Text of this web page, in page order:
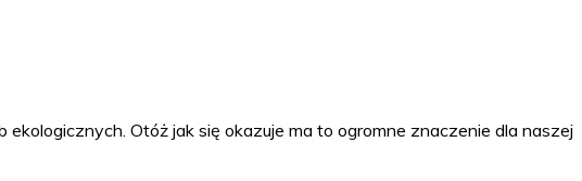
Otóż jak się okazuje ma to ogromne znaczenie dla naszej